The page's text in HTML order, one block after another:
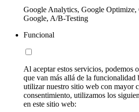
Google Analytics, Google Optimize,
Google, A/B-Testing
Funcional
Al aceptar estos servicios, podemos
que van más allá de la funcionalidad
utilizar nuestro sitio web con mayor
consentimiento, utilizamos los
en este sitio web: